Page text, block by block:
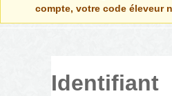
compte, votre code éleveur
Identifiant